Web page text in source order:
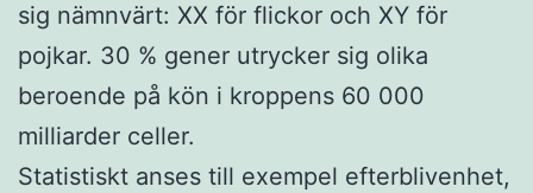
sig nämnvärt: XX för flickor och XY för
pojkar. 30 % gener utrycker sig olika
beroende på kön i kroppens 60 000
milliarder celler.
Statistiskt anses till exempel efterblivenhet,